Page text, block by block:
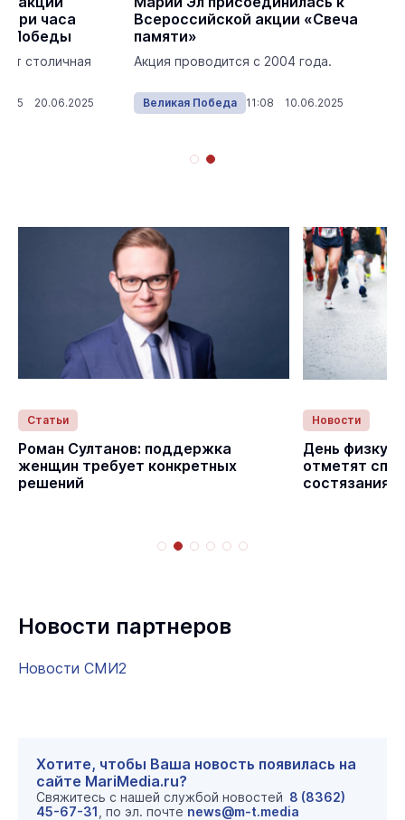
три часа
Победы
столичная
20.06.2025
Всероссийской акции «Свеча
памяти»
Акция проводится с 2004 года.
Великая Победа 11:08 10.06.2025
Статьи
Роман Султанов: поддержка
женщин требует конкретных
решений
Новости
День
отметят
Новости партнеров
Новости СМИ2
Хотите, чтобы Ваша новость появилась на
сайте MariMedia.ru?
Свяжитесь с нашей службой новостей 8 (8362)
45-67-31 , по эл. почте news@m-t.media